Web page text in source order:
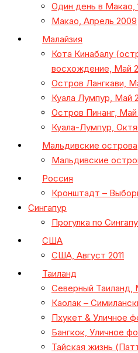
Один день в Макао,
Макао, Апрель 2009
Малайзия
Кота Кинабалу
восхождение, Май
Остров Лангкави,
Куала Лумпур, Май
Остров Пинанг, Май
Куала-Лумпур,
Мальдивские острова
Мальдивские
Россия
Кронштадт –
Сингапур
Прогулка по
США
США, Август 2011
Таиланд
Северный Таиланд,
Каолак –
Пхукет & Уличное
Бангкок, Уличное
Тайская жизнь